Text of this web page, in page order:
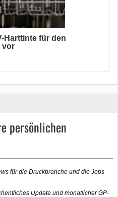
Harttinte für den
vor
persönlichen
für die Druckbranche und die Jobs
Update und monatlicher GP-